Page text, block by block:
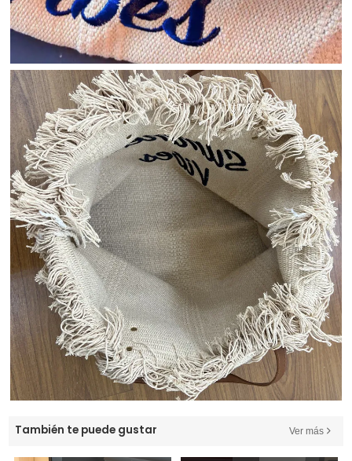
También te puede gustar Ver más